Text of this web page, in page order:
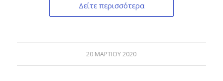
Δείτε περισσότερα
20 ΜΑΡΤΊΟΥ 2020